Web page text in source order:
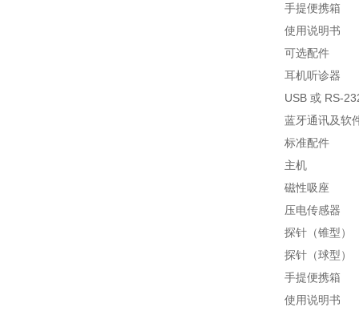
手提便携箱
使用说明书
可选配件
耳机听诊器
USB 或 RS-
蓝牙通讯及软
标准配件
主机
磁性吸座
压电传感器
探针（锥型）
探针（球型）
手提便携箱
使用说明书